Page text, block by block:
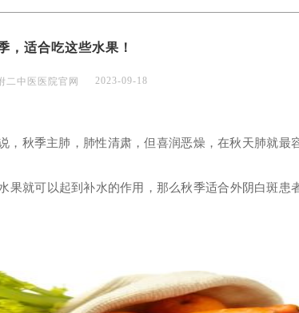
，适合吃这些水果！
二中医医院官网 2023-09-18
，秋季主肺，肺性清肃，但喜润恶燥，在秋天肺就最
果就可以起到补水的作用，那么秋季适合外阴白斑患